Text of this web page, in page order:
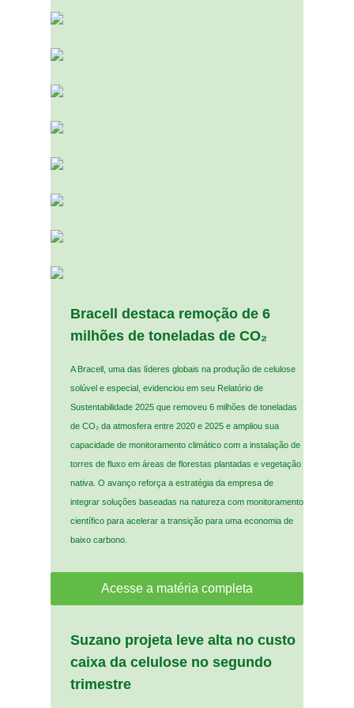
Bracell destaca remoção de 6
milhões de toneladas de CO₂
A Bracell, uma das líderes globais na produção de celulose
solúvel e especial, evidenciou em seu Relatório de
Sustentabilidade 2025 que removeu 6 milhões de toneladas
de CO₂ da atmosfera entre 2020 e 2025 e ampliou sua
capacidade de monitoramento climático com a instalação de
torres de fluxo em áreas de florestas plantadas e vegetação
nativa. O avanço reforça a estratégia da empresa de
integrar soluções baseadas na natureza com monitoramento
científico para acelerar a transição para uma economia de
baixo carbono.
Acesse a matéria completa
Suzano projeta leve alta no custo
caixa da celulose no segundo
trimestre